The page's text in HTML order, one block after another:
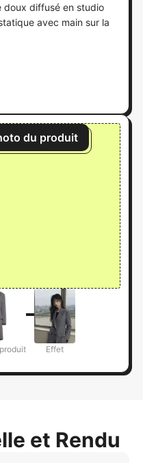
doux diffusé en studio
avec main sur la
du produit
Effet
et Rendu